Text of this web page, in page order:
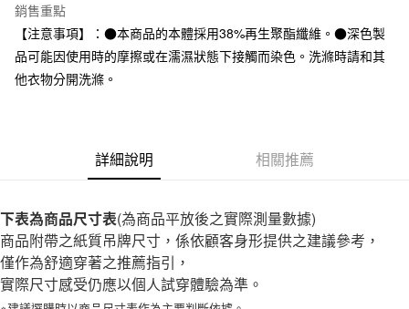
台新國際商業銀行
台灣樂天信用卡公司
運送方式
全家取貨付款
每筆NT$65，滿NT$1,000(含以上)免運費
付款後7-11取貨
每筆NT$65，滿NT$1,000(含以上)免運費
宅配
銷售重點
【注意事項】：●本商品的本體採用38%再生聚酯纖維。●深色製
品可能因使用時的摩擦或在濡濕狀態下接觸而染色。洗滌時請和其
他衣物分開洗滌。
詳細說明 相關推薦
下表為商品尺寸表(為商品平放後之實際測量數據)
商品附帶之紙質吊牌尺寸，係依顧客身形提供之建議參考，
僅作為舒適穿著之推薦指引，
實際尺寸感受仍應以個人試穿體驗為準。